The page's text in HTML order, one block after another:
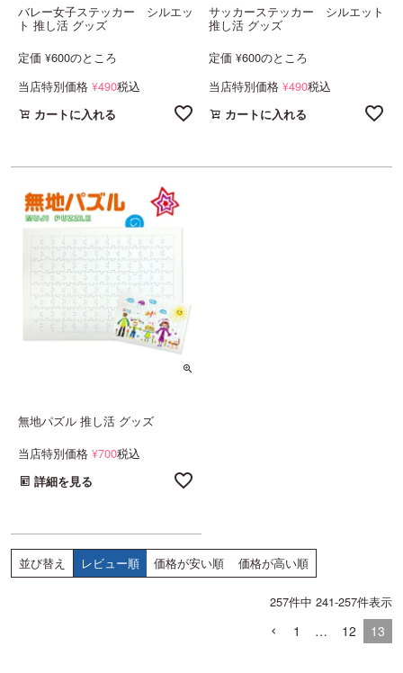
バレー女子ステッカー シルエッ
ト 推し活 グッズ
定価 ¥600のところ
当店特別価格 ¥490税込
カートに入れる
サッカーステッカー シルエット
推し活 グッズ
定価 ¥600のところ
当店特別価格 ¥490税込
カートに入れる
無地パズル 推し活 グッズ
当店特別価格 ¥700税込
詳細を見る
並び替え レビュー順 価格が安い順 価格が高い順
257件中 241-257件表示
1 … 12 13